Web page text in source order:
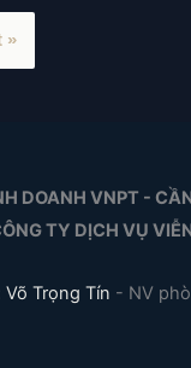
DOANH VNPT -
TY DỊCH VỤ
Võ Trọng Tín - NV